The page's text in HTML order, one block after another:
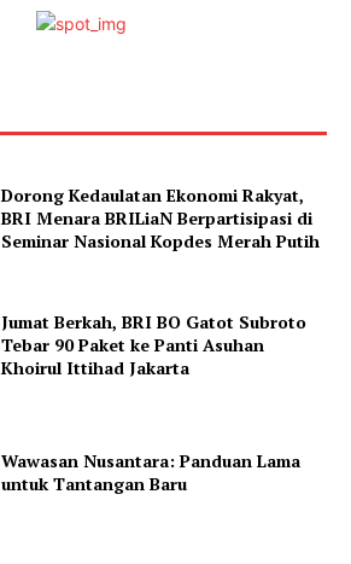
Dorong Kedaulatan Ekonomi Rakyat,
BRI Menara BRILiaN Berpartisipasi di
Seminar Nasional Kopdes Merah Putih
Jumat Berkah, BRI BO Gatot Subroto
Tebar 90 Paket ke Panti Asuhan
Khoirul Ittihad Jakarta
Wawasan Nusantara: Panduan Lama
untuk Tantangan Baru